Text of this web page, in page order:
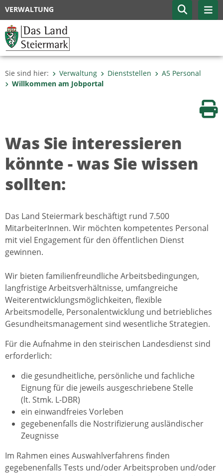
VERWALTUNG
Sie sind hier: Verwaltung Dienststellen
A5 Personal
Willkommen am Jobportal
Was Sie interessieren
könnte - was Sie wissen
sollten:
Das Land Steiermark beschäftigt rund 7.500
MitarbeiterInnen. Wir möchten kompetentes Personal
mit viel Engagement für den öffentlichen Dienst
gewinnen.
Wir bieten familienfreundliche Arbeitsbedingungen,
langfristige Arbeitsverhältnisse, umfangreiche
Weiterentwicklungsmöglichkeiten, flexible
Arbeitsmodelle, Personalentwicklung und betriebliches
Gesundheitsmanagement sind wesentliche Strategien.
Für die Aufnahme in den steirischen Landesdienst sind
erforderlich:
die gesundheitliche, persönliche und fachliche
Eignung für die jeweils ausgeschriebene Stelle
(lt. Stmk. L-DBR)
ein einwandfreies Vorleben
gegebenenfalls die Nostrifizierung ausländischer
Zeugnisse
Im Rahmen eines Auswahlverfahrens finden
gegebenenfalls Tests und/oder Arbeitsproben und/oder